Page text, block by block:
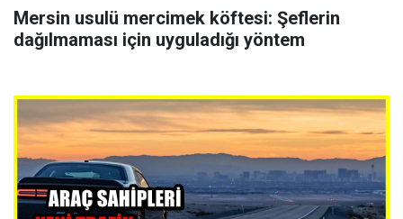
Mersin usulü mercimek köftesi: Şeflerin
dağılmaması için uyguladığı yöntem